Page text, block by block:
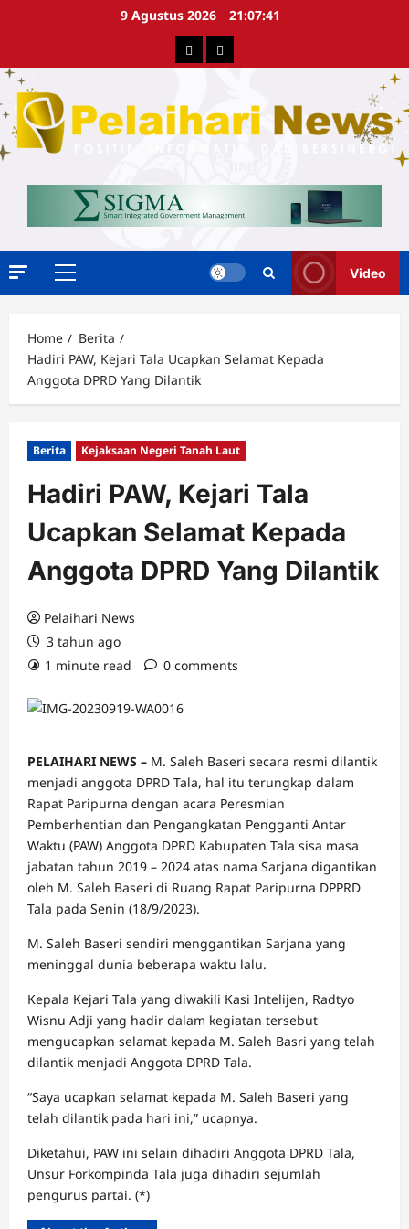
9 Agustus 2026 21:07:42
Berita Advertorial
Primary
Video
Home
Berita
Hadiri PAW, Kejari Tala Ucapkan Selamat Kepada
Anggota DPRD Yang Dilantik
Berita Kejaksaan Negeri Tanah Laut
Hadiri PAW, Kejari Tala
Ucapkan Selamat Kepada
Anggota DPRD Yang Dilantik
Pelaihari News
3 tahun ago
1 minute read
0 comments
PELAIHARI NEWS – M. Saleh Baseri secara resmi dilantik
menjadi anggota DPRD Tala, hal itu terungkap dalam
Rapat Paripurna dengan acara Peresmian
Pemberhentian dan Pengangkatan Pengganti Antar
Waktu (PAW) Anggota DPRD Kabupaten Tala sisa masa
jabatan tahun 2019 – 2024 atas nama Sarjana digantikan
oleh M. Saleh Baseri di Ruang Rapat Paripurna DPPRD
Tala pada Senin (18/9/2023).
M. Saleh Baseri sendiri menggantikan Sarjana yang
meninggal dunia beberapa waktu lalu.
Kepala Kejari Tala yang diwakili Kasi Intelijen, Radtyo
Wisnu Adji yang hadir dalam kegiatan tersebut
mengucapkan selamat kepada M. Saleh Basri yang telah
dilantik menjadi Anggota DPRD Tala.
“Saya ucapkan selamat kepada M. Saleh Baseri yang
telah dilantik pada hari ini,” ucapnya.
Diketahui, PAW ini selain dihadiri Anggota DPRD Tala,
Unsur Forkompinda Tala juga dihadiri sejumlah
pengurus partai. (*)